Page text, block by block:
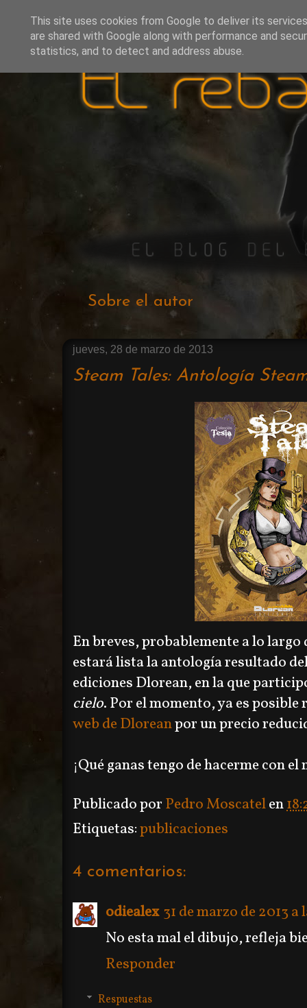
Sobre el autor
jueves, 28 de marzo de 2013
Steam Tales: Antología
En breves, probablemente a lo
estará lista la antología resultado
ediciones Dlorean, en la que
cielo. Por el momento, ya es
web de Dloreanpor un precio
¡Qué ganas tengo de hacerme con el
Publicado porPedro Moscatelen
Etiquetas:publicaciones
4 comentarios:
odiealex 31 de marzo de 2013 a
No esta mal el dibujo, refleja
Responder
Respuestas
This site uses cookies from Google to deliver its
are shared with Google along with performance and
statistics, and to detect and address abuse.